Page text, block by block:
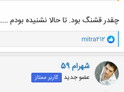
سهراب سپهري
چقدر قشنگ بود. تا حالا نشنیده بودم ....
و
ا
ک
ن
ش
ه
ا
mitra212
شهرام 59
عضو جدید کاربر ممتاز